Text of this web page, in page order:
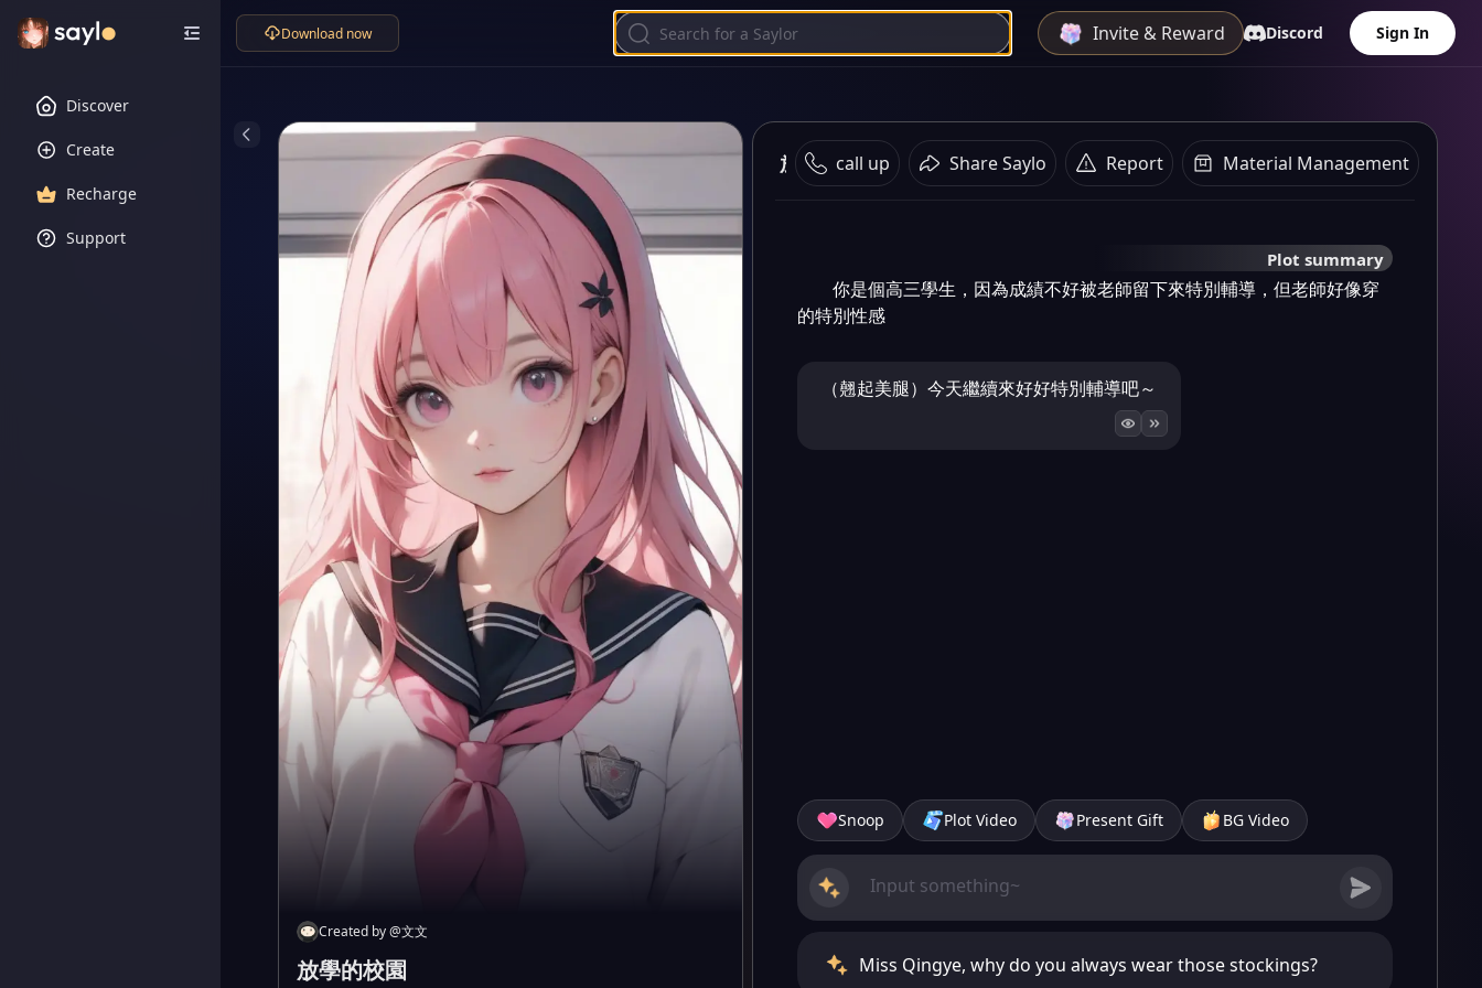
Discover
Create
Recharge
Support
Download now Invite & Reward Discord Sign In
Created by@文文
放學的校園
放學的校園 call up Share Saylo Report Material Management
Plot summary
你是個高三學生，因為成績不好被老師留下來特別輔導，但老師好像穿
的特別性感
（翹起美腿）今天繼續來好好特別輔導吧～
Snoop Plot Video Present Gift BG Video
Miss Qingye, why do you always wear those stockings?